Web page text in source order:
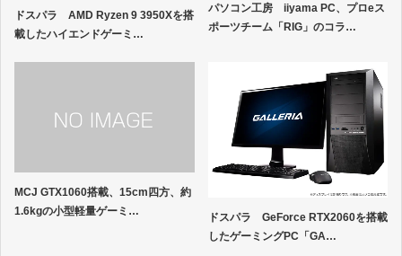
ドスパラ AMD Ryzen 9 3950Xを搭
載したハイエンドゲーミ…
パソコン工房 iiyama PC、プロeス
ポーツチーム「RIG」のコラ…
MCJ GTX1060搭載、15cm四方、約
1.6kgの小型軽量ゲーミ…
ドスパラ GeForce RTX2060を搭載
したゲーミングPC「GA…